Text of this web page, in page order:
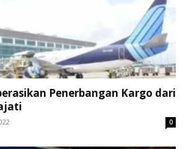
Penerbangan Kargo dari
0